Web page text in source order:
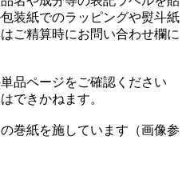
装紙でのラッピングや熨斗紙
ご精算時にお問い合わせ欄に
品ページをご確認ください
できかねます。
巻紙を施しています（画像参